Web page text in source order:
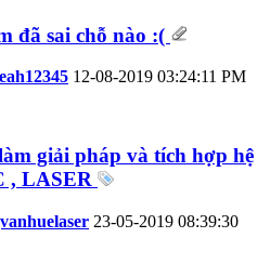
đã sai chỗ nào :(
12-08-2019 03:24:11 PM
giải pháp và tích hợp hệ
, LASER
23-05-2019 08:39:30